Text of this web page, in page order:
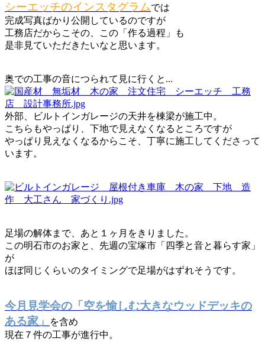
シーエッチのインスタグラムでは
完成写真ばかり公開しているのですが
工務店だからこその、この「作る過程」も
是非見ていただきたいなと思います。
奥での工事の音につられて見に行くと...
外部、ビルトインガレージの天井を棟梁が施工中。
こちらもやっぱり、下地で見えなくなるところですが
やっぱり見えなくなるからこそ、丁寧に施工してくださって
います。
足場の解体まで、あと１ヶ月をきりました。
この明石市のお家と、先週の宝塚市「四季と音と暮らす家」
が
ほぼ同じくらいのタイミングで足場がはずれそうです。
今月見学会の「空を愉しむ大きなウッドデッキの
ある家」
を含め
現在７件の工事が進行中。